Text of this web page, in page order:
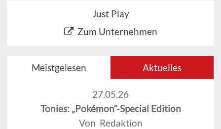
Just Play
Zum Unternehmen
Meistgelesen Aktuelles
27.05.26
Tonies: „Pokémon“-Special Edition
Von Redaktion